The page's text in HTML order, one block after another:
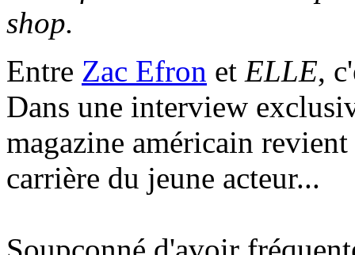
shop.
Entre Zac Efron et ELLE,
Dans une interview
magazine américain
carrière du jeune acteur...